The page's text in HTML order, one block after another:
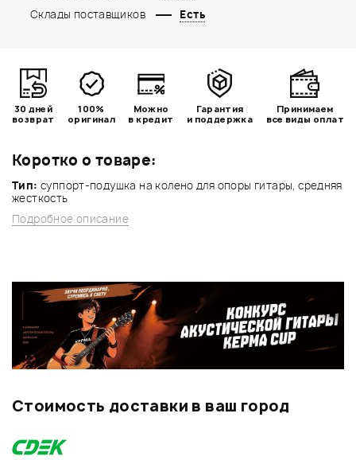
Коротко о товаре:
Тип: cуппорт-подушка на колено для опоры гитары, средняя
жесткость
Подробное описание
Склады поставщиков
Есть
30 дней
возврат
100%
оригинал
Можно
в кредит
Гарантия
и поддержка
Принимаем
все виды оплат
Стоимость доставки в ваш город